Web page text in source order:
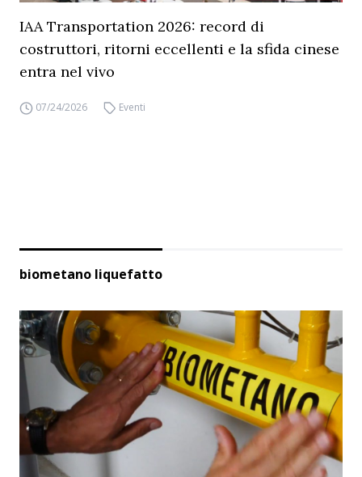
IAA Transportation 2026: record di
costruttori, ritorni eccellenti e la sfida cinese
entra nel vivo
07/24/2026 Eventi
biometano liquefatto